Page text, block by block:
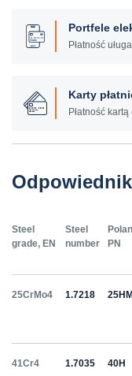
Portfele
Płatność
Karty
Płatność
Steel
grade, EN
Steel
number
PN
25CrMo4 1.7218 25HM
41Cr4 1.7035 40H